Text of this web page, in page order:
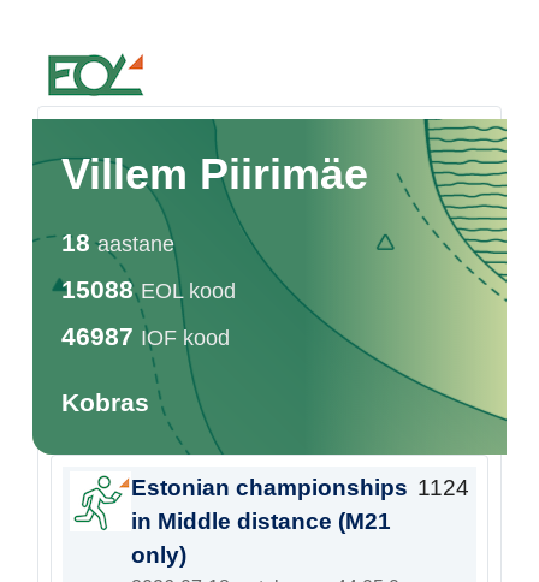
Estonian Orienteering Federation
Villem Piirimäe
18aastane
15088 EOL kood
46987 IOF kood
Kobras
Estonian championships
in Middle distance (M21
only)
1124